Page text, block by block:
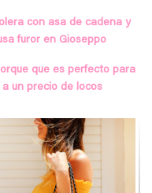
con asa de cadena y
furor en Gioseppo
que es perfecto para
un precio de locos